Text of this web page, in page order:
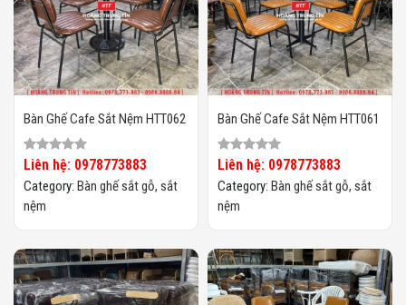
Bàn Ghế Cafe Sắt Nệm HTT062
Liên hệ: 0978773883
Category: Bàn ghế sắt gỗ, sắt
nệm
Bàn Ghế Cafe Sắt Nệm HTT061
Liên hệ: 0978773883
Category: Bàn ghế sắt gỗ, sắt
nệm